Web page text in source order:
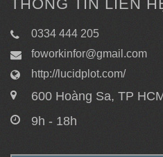
THÔNG TIN LIÊN
0334 444 205
foworkinfor@gmail.com
http://lucidplot.com/
600 Hoàng Sa, TP
9h - 18h